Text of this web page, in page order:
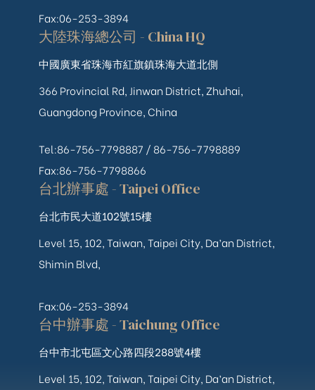
Fax:06-253-3894
大陸珠海總公司 - China HQ
中國廣東省珠海市紅旗鎮珠海大道北側
366 Provincial Rd, Jinwan District, Zhuhai,
Guangdong Province, China
Tel:86-756-7798887 / 86-756-7798889
Fax:86-756-7798866
台北辦事處 - Taipei Office
台北市民大道102號15樓
Level 15, 102, Taiwan, Taipei City, Da’an District,
Shimin Blvd,
Fax:06-253-3894
台中辦事處 - Taichung Office
台中市北屯區文心路四段288號4樓
Level 15, 102, Taiwan, Taipei City, Da’an District,